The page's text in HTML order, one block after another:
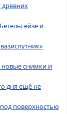
древних
и
новые снимки и
дня ещё не
поверхностью